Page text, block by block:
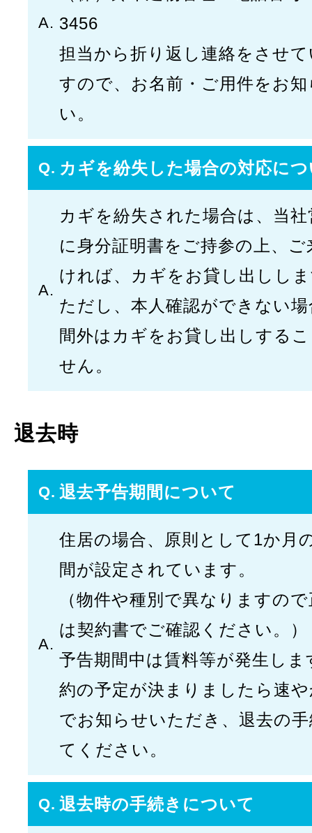
3456
担当から折り返し連絡をさせ
すので、お名前・ご用件をお
い。
カギを紛失した場合の対応に
カギを紛失された場合は、当
に身分証明書をご持参の上、
ければ、カギをお貸し出しし
ただし、本人確認ができない
間外はカギをお貸し出しする
せん。
退去時
退去予告期間について
住居の場合、原則として1か月
間が設定されています。
（物件や種別で異なりますの
は契約書でご確認ください。）
予告期間中は賃料等が発生しま
約の予定が決まりましたら速
でお知らせいただき、退去の
てください。
退去時の手続きについて